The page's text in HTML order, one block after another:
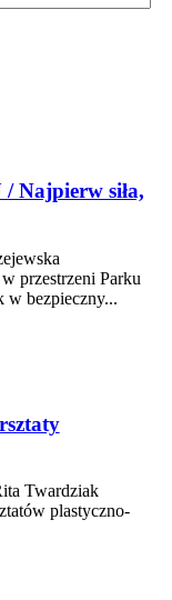
Najpierw siła,
przestrzeni Parku
w bezpieczny...
Twardziak
plastyczno-